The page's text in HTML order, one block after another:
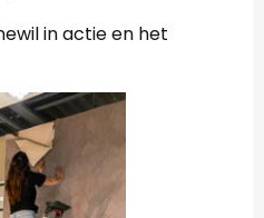
in actie en het